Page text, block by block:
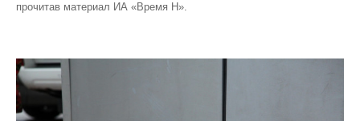
прочитав материал ИА «Время Н».